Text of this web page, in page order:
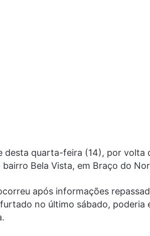
desta quarta-feira (14), por volta
Bela Vista, em Braço do
após informações
no último sábado, poderia